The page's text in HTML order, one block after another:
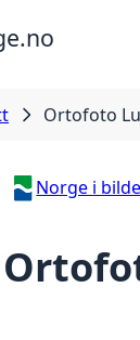
Ortofoto
Norge i